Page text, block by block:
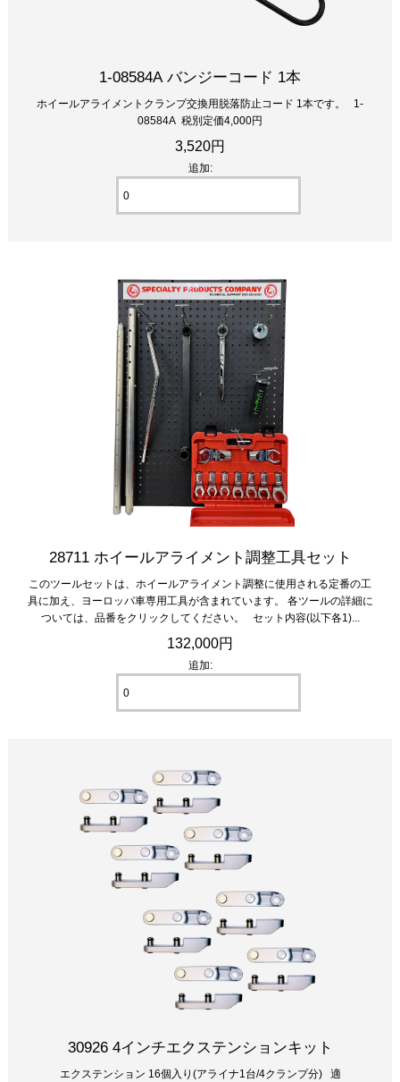
1-08584A バンジーコード 1本
ホイールアライメントクランプ交換用脱落防止コード 1本です。 1-
08584A 税別定価4,000円
3,520円
追加:
28711 ホイールアライメント調整工具セット
このツールセットは、ホイールアライメント調整に使用される定番の工
具に加え、ヨーロッパ車専用工具が含まれています。 各ツールの詳細に
ついては、品番をクリックしてください。 セット内容(以下各1)...
132,000円
追加:
30926 4インチエクステンションキット
エクステンション 16個入り(アライナ1台/4クランプ分) 適